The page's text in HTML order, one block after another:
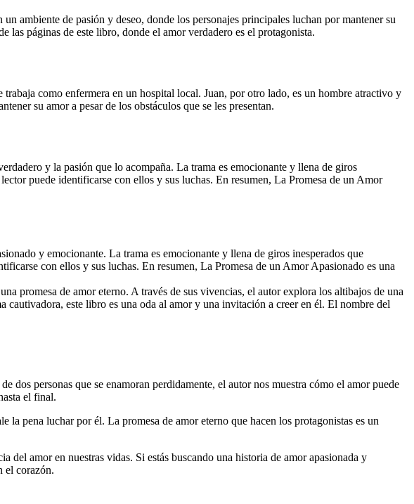
ambiente de pasión y deseo, donde los personajes principales luchan por mantener su
las páginas de este libro, donde el amor verdadero es el protagonista.
como enfermera en un hospital local. Juan, por otro lado, es un hombre atractivo y
su amor a pesar de los obstáculos que se les presentan.
y la pasión que lo acompaña. La trama es emocionante y llena de giros
puede identificarse con ellos y sus luchas. En resumen, La Promesa de un Amor
y emocionante. La trama es emocionante y llena de giros inesperados que
con ellos y sus luchas. En resumen, La Promesa de un Amor Apasionado es una
promesa de amor eterno. A través de sus vivencias, el autor explora los altibajos de una
este libro es una oda al amor y una invitación a creer en él. El nombre del
personas que se enamoran perdidamente, el autor nos muestra cómo el amor puede
el final.
pena luchar por él. La promesa de amor eterno que hacen los protagonistas es un
del amor en nuestras vidas. Si estás buscando una historia de amor apasionada y
el corazón.